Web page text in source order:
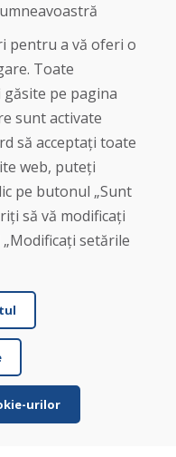
afaceri
pentru a vă oferi o
Toate
pe pagina
sunt activate
să acceptați toate
web, puteți
pe butonul „Sunt
să vă modificați
setările
urilor